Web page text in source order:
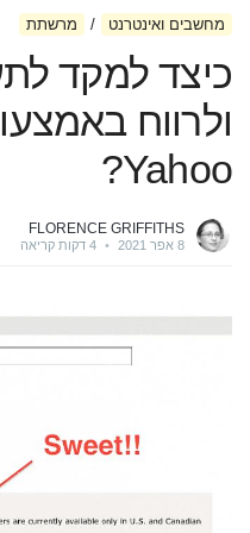
מחשבים ואינטרנט מרשתת
כיצד למקד
ולרווח
Yahoo?
FLORENCE GRIFFITHS
8 אפר 2021 •